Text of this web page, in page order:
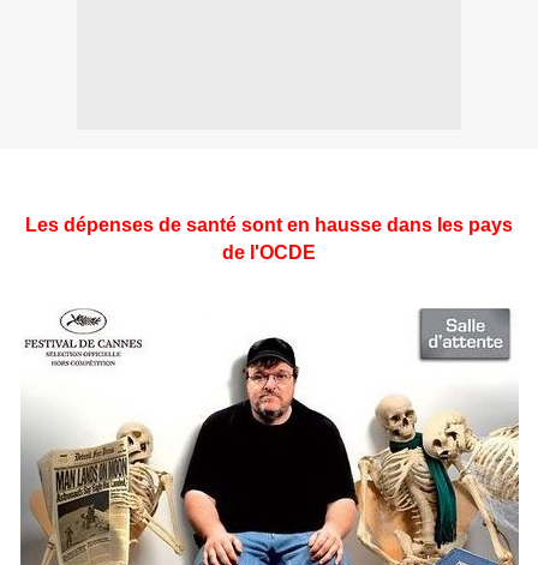
Les dépenses de santé sont en hausse dans les pays
de l'OCDE